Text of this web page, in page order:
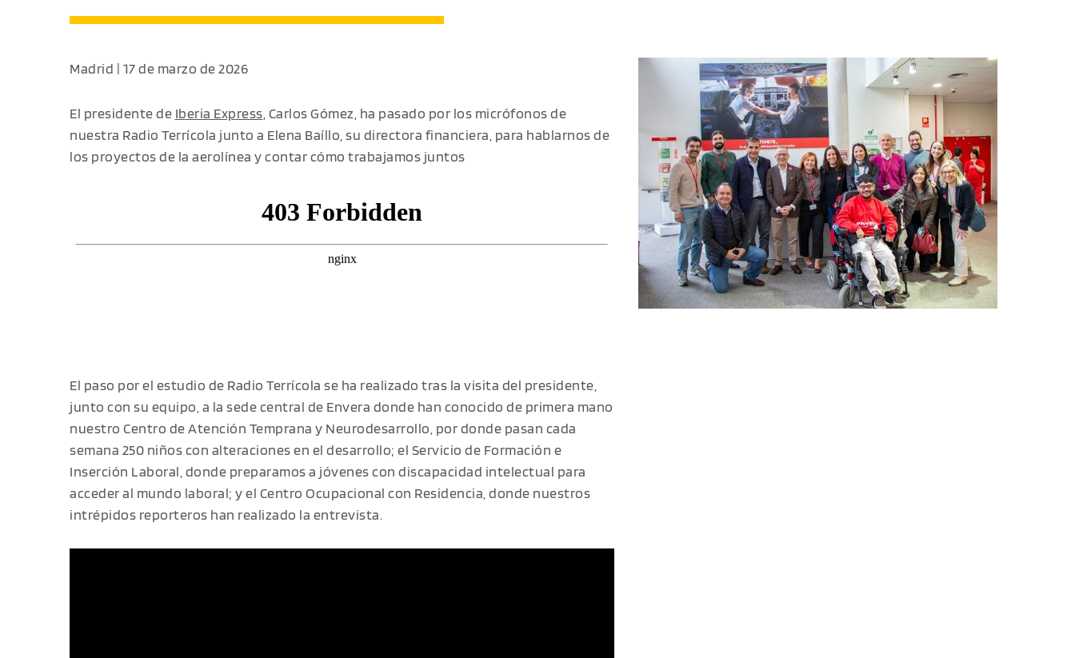
Madrid | 17 de marzo de 2026
El presidente de Iberia Express, Carlos Gómez, ha pasado por los micrófonos de
nuestra Radio Terrícola junto a Elena Baíllo, su directora financiera, para hablarnos de
los proyectos de la aerolínea y contar cómo trabajamos juntos
El paso por el estudio de Radio Terrícola se ha realizado tras la visita del presidente,
junto con su equipo, a la sede central de Envera donde han conocido de primera mano
nuestro Centro de Atención Temprana y Neurodesarrollo, por donde pasan cada
semana 250 niños con alteraciones en el desarrollo; el Servicio de Formación e
Inserción Laboral, donde preparamos a jóvenes con discapacidad intelectual para
acceder al mundo laboral; y el Centro Ocupacional con Residencia, donde nuestros
intrépidos reporteros han realizado la entrevista.